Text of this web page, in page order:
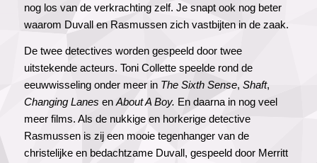
nog los van de verkrachting zelf. Je snapt ook nog beter
waarom Duvall en Rasmussen zich vastbijten in de zaak.
De twee detectives worden gespeeld door twee
uitstekende acteurs. Toni Collette speelde rond de
eeuwwisseling onder meer in The Sixth Sense, Shaft,
Changing Lanes en About A Boy. En daarna in nog veel
meer films. Als de nukkige en horkerige detective
Rasmussen is zij een mooie tegenhanger van de
christelijke en bedachtzame Duvall, gespeeld door Merritt